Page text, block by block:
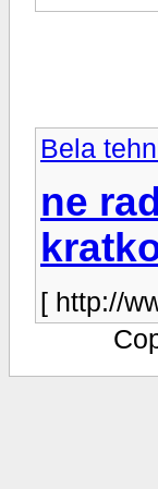
Bela
ne
[ http://